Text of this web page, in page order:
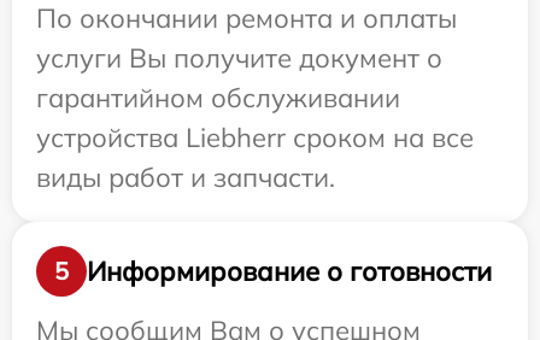
По окончании ремонта и оплаты
услуги Вы получите документ о
гарантийном обслуживании
устройства Liebherr сроком на все
виды работ и запчасти.
5
Информирование о готовности
Мы сообщим Вам о успешном